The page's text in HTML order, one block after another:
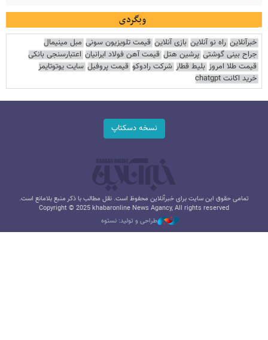
وبگردی
خبرآنلاین راه نو آنلاین بازی آنلاین قیمت تلویزیون سونی مبل مینیمال
جراح بینی گوشتی پرشین هتل قیمت آهن فولاد ایرانیان اعتبارسنجی بانکی
قیمت طلا امروز بلیط قطار شرکت رادوکو قیمت پروفیل سایت یوتوتایمز
خرید اکانت chatgpt
نسخه دسکتاپ
تمامی حقوق این سایت برای خبرآنلاین محفوظ است. نقل مطالب با ذکر منبع بلامانع است.
Copyright © 2025 khabaronline News Agancy, All rights reserved
طراحی و تولید: نستوه